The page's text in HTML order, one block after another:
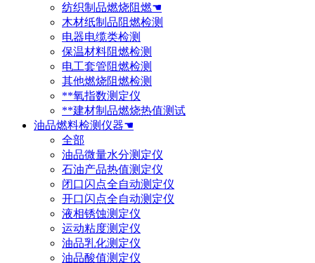
纺织制品燃烧阻燃☚
木材纸制品阻燃检测
电器电缆类检测
保温材料阻燃检测
电工套管阻燃检测
其他燃烧阻燃检测
**氧指数测定仪
**建材制品燃烧热值测试
油品燃料检测仪器☚
全部
油品微量水分测定仪
石油产品热值测定仪
闭口闪点全自动测定仪
开口闪点全自动测定仪
液相锈蚀测定仪
运动粘度测定仪
油品乳化测定仪
油品酸值测定仪